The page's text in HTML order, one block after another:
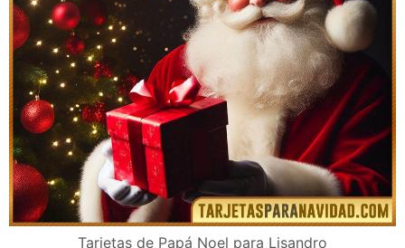
Tarjetas de Papá Noel para Lisandro